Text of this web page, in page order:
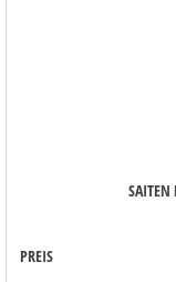
SAITEN
PREIS